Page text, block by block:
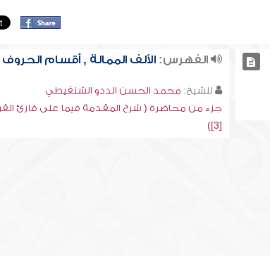
الفهرس: الألف الممالة , أقسام
للشيخ: محمد الحسن الددو الشنقيطي
جزء من محاضرة ( شرح المقدمة فيما على قارئ
[3])